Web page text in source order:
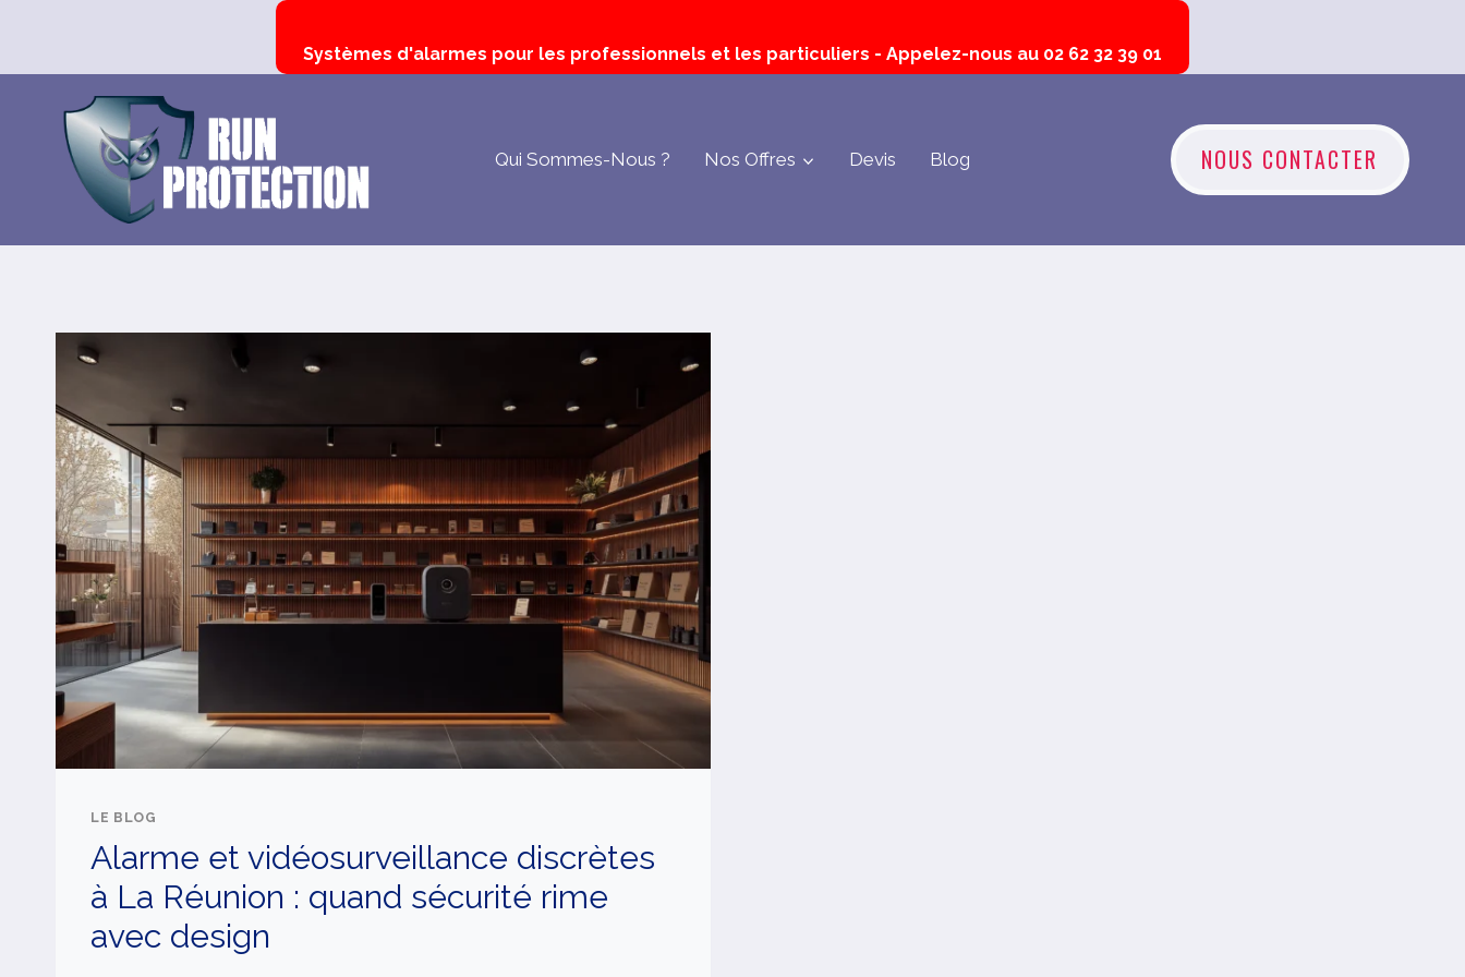
Systèmes d'alarmes pour les professionnels et les particuliers - Appelez-nous au 02 62 32 39 01
Qui Sommes-Nous ? Nos Offres Devis Blog NOUS CONTACTER
LE BLOG
Alarme et vidéosurveillance discrètes
à La Réunion : quand sécurité rime
avec design